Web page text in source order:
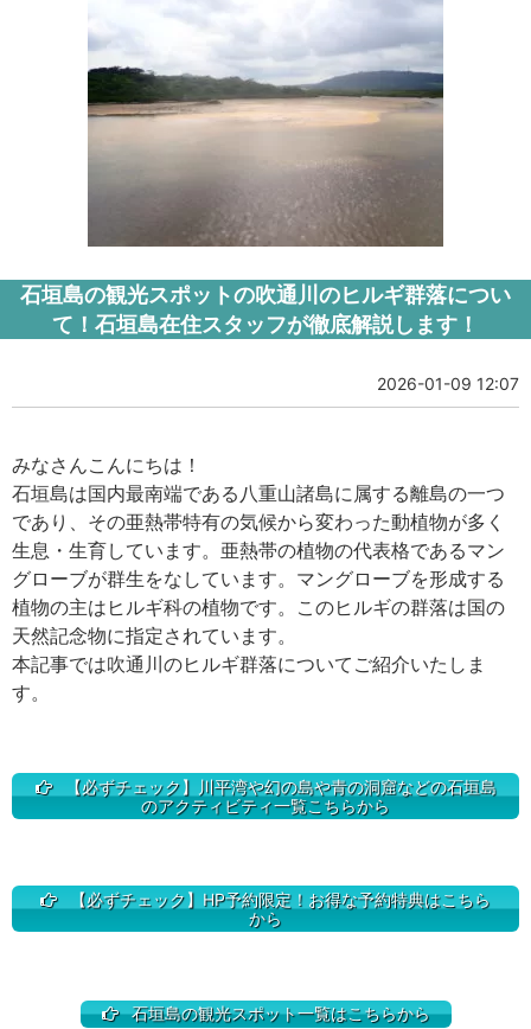
石垣島の観光スポットの吹通川のヒルギ群落につい
て！石垣島在住スタッフが徹底解説します！
2026-01-09 12:07
みなさんこんにちは！
石垣島は国内最南端である八重山諸島に属する離島の一つ
であり、その亜熱帯特有の気候から変わった動植物が多く
生息・生育しています。亜熱帯の植物の代表格であるマン
グローブが群生をなしています。マングローブを形成する
植物の主はヒルギ科の植物です。このヒルギの群落は国の
天然記念物に指定されています。
本記事では吹通川のヒルギ群落についてご紹介いたしま
す。
【必ずチェック】川平湾や幻の島や青の洞窟などの石垣島
のアクティビティ一覧こちらから
【必ずチェック】HP予約限定！お得な予約特典はこちら
から
石垣島の観光スポット一覧はこちらから